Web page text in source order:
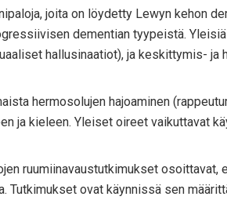
joita on löydetty Lewyn kehon
dementian tyypeistä.
hallusinaatiot), ja keskittymis- ja
hermosolujen hajoaminen
ja kieleen. Yleiset oireet vaikuttavat
ruumiinavaustutkimukset osoittavat,
Tutkimukset ovat käynnissä sen